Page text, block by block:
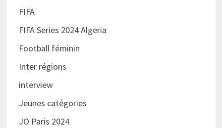
FIFA
FIFA Series 2024 Algeria
Football féminin
Inter régions
interview
Jeunes catégories
JO Paris 2024